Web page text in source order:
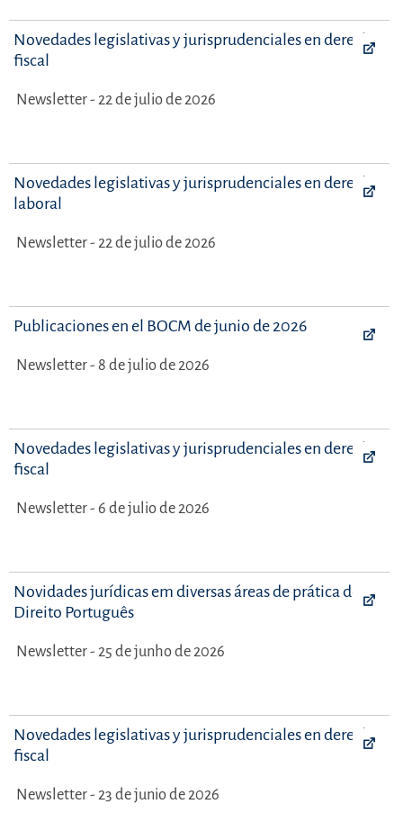
Novedades legislativas y jurisprudenciales en derecho
fiscal
Newsletter - 22 de julio de 2026
Novedades legislativas y jurisprudenciales en derecho
laboral
Newsletter - 22 de julio de 2026
Publicaciones en el BOCM de junio de 2026
Newsletter - 8 de julio de 2026
Novedades legislativas y jurisprudenciales en derecho
fiscal
Newsletter - 6 de julio de 2026
Novidades jurídicas em diversas áreas de prática do
Direito Português
Newsletter - 25 de junho de 2026
Novedades legislativas y jurisprudenciales en derecho
fiscal
Newsletter - 23 de junio de 2026